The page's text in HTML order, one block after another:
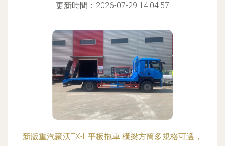
更新時間：2026-07-29 14:04:57
新版重汽豪沃TX-H平板拖車 橫梁方筒多規格可選，